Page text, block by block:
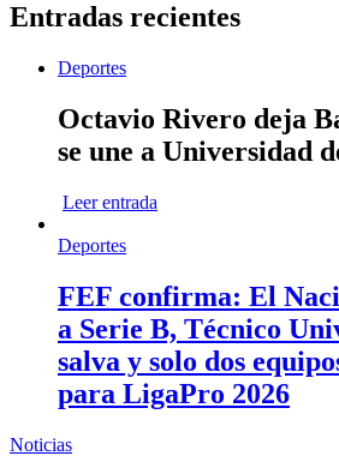
Entradas recientes
Deportes
Octavio Rivero deja
se une a Universidad
Leer entrada
Deportes
FEF confirma: El
a Serie B, Técnico
salva y solo dos
para LigaPro 2026
Noticias